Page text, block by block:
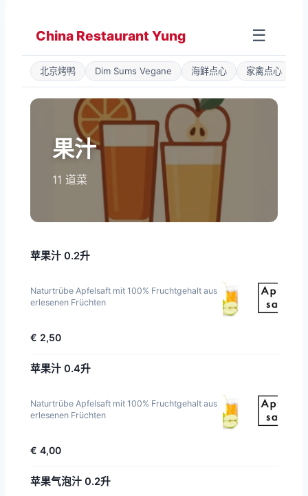
springen
China Restaurant Yung ☰
北京烤鸭 Dim Sums Vegane 海鲜点心 家禽点心
果汁
11 道菜
苹果汁 0.2升
Naturtrübe Apfelsaft mit 100% Fruchtgehalt aus
erlesenen Früchten
€ 2,50
苹果汁 0.4升
Naturtrübe Apfelsaft mit 100% Fruchtgehalt aus
erlesenen Früchten
€ 4,00
苹果气泡汁 0.2升